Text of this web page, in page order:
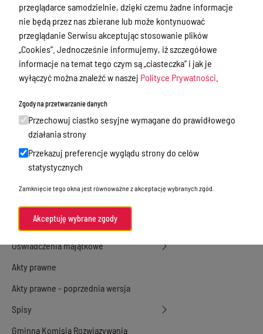
Urząd Stanu Cywilnego
Ewidencja ludności, dowody osobiste,
działalność gospodarcza
Przetargi
Petycje
Nabór
Dyżury Aptek w Powiecie Ostródzkim
Rada Miejska
Oświadczenia majątkowe
Akty prawne
Akty prawne - poprzednia wersja
Spisy
Gminna Komisja Rozwiązywania
przeglądarce samodzielnie, dzięki czemu żadne informacje
nie będą przez nas zbierane lub może kontynuować
przeglądanie Serwisu akceptując stosowanie plików
„Cookies”. Jednocześnie informujemy, iż szczegółowe
informacje na temat tego czym są „ciasteczka” i jak je
wyłączyć można znaleźć w naszej Polityce Prywatności
Zgody na przetwarzanie danych
Przechowuj ciastko sesyjne wymagane do prawidłowego
działania strony
Przekazuj preferencje wyglądu strony do celów
statystycznych
Zamknięcie tego okna jest równoważne z akceptację wybranych zgód.
Akceptuję wybrane zgody